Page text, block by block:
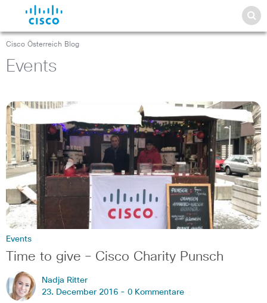
Cisco Österreich Blog
Events
Events
Time to give – Cisco Charity Punsch
Nadja Ritter
23. December 2016 - 0 Kommentare